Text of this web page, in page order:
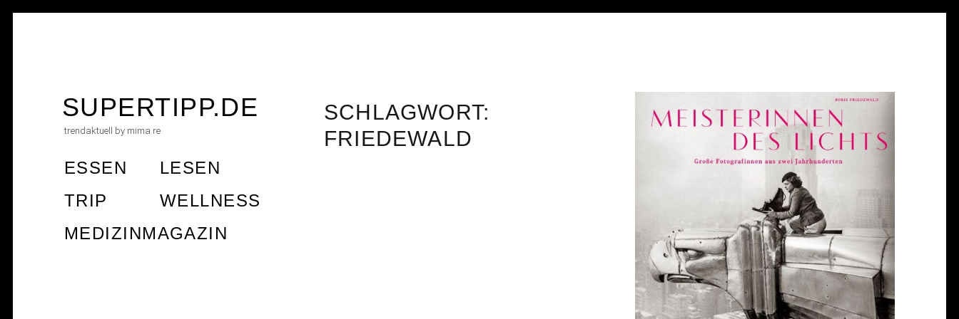
SUPERTIPP.DE
trendaktuell by mima.re
ESSEN
LESEN
TRIP
WELLNESS
MEDIZINMAGAZIN
SCHLAGWORT:
FRIEDEWALD